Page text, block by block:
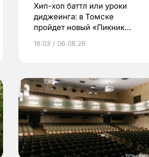
Хип-хоп баттл или уроки
диджеинга: в Томске
пройдет новый «Пикник
18:03 / 06.08.26